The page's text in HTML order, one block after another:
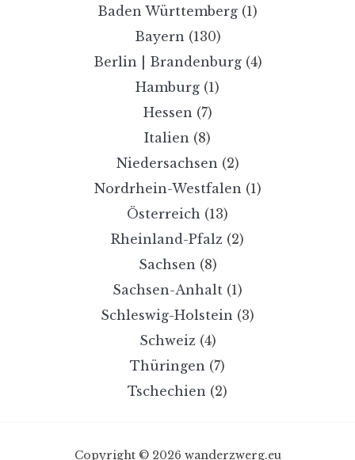
Baden Württemberg (1)
Bayern (130)
Berlin | Brandenburg(4)
Hamburg (1)
Hessen (7)
Italien (8)
Niedersachsen (2)
Nordrhein-Westfalen (1)
Österreich (13)
Rheinland-Pfalz (2)
Sachsen (8)
Sachsen-Anhalt (1)
Schleswig-Holstein (3)
Schweiz(4)
Thüringen (7)
Tschechien (2)
Copyright © 2026 wanderzwerg.eu